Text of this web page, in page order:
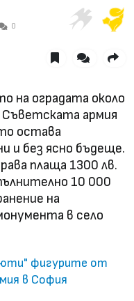
0
на оградата около
армия
остава
и без ясно бъдеще.
плаща 1300 лв.
10 000
на
в село
фигурите от
в София